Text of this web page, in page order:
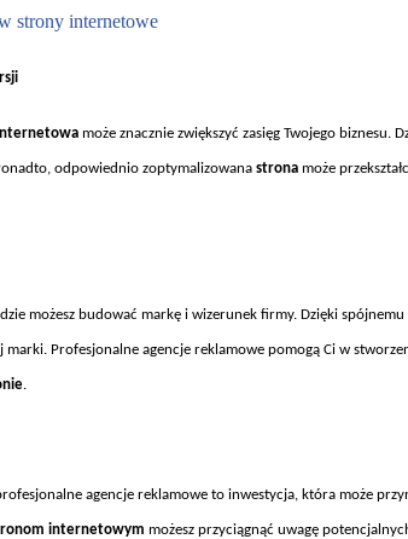
strony internetowe
może znacznie zwiększyć zasięg Twojego biznesu.
odpowiednio zoptymalizowana strona może
możesz budować markę i wizerunek firmy. Dzięki spójnemu
Profesjonalne agencje reklamowe pomogą Ci w
.
agencje reklamowe to inwestycja, która może
internetowym możesz przyciągnąć uwagę